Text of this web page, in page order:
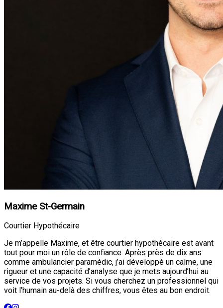
Maxime St-Germain
Courtier Hypothécaire
Je m’appelle Maxime, et être courtier hypothécaire est avant
tout pour moi un rôle de confiance. Après près de dix ans
comme ambulancier paramédic, j’ai développé un calme, une
rigueur et une capacité d’analyse que je mets aujourd’hui au
service de vos projets. Si vous cherchez un professionnel qui
voit l’humain au-delà des chiffres, vous êtes au bon endroit.